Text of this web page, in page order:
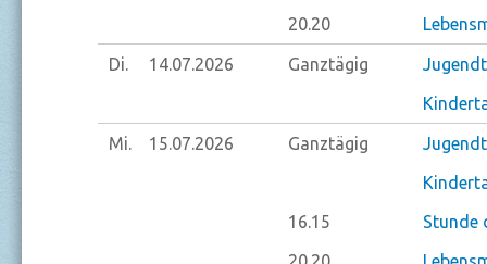
20.20
Di. 14.07.2026 Ganztägig
Mi. 15.07.2026 Ganztägig
16.15
Stunde